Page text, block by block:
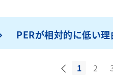
PERが相対的に低い理
1 2